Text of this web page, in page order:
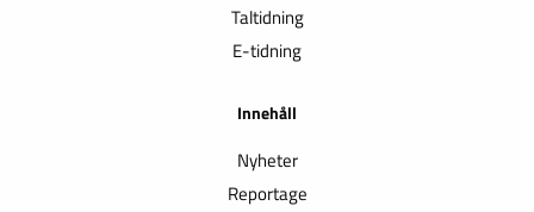
Taltidning
E-tidning
Innehåll
Nyheter
Reportage